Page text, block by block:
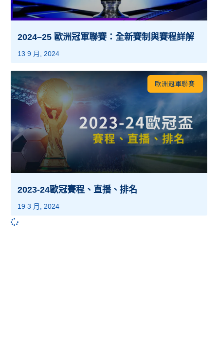
2024–25 歐洲冠軍聯賽：全新賽制與賽程詳解
13 9 月, 2024
歐洲冠軍聯賽
2023-24歐冠賽程、直播、排名
19 3 月, 2024